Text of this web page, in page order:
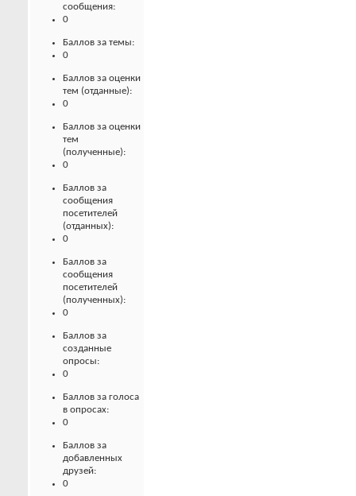
сообщения:
0
Баллов за темы:
0
Баллов за оценки
тем (отданные):
0
Баллов за оценки
тем
(полученные):
0
Баллов за
сообщения
посетителей
(отданных):
0
Баллов за
сообщения
посетителей
(полученных):
0
Баллов за
созданные
опросы:
0
Баллов за голоса
в опросах:
0
Баллов за
добавленных
друзей:
0